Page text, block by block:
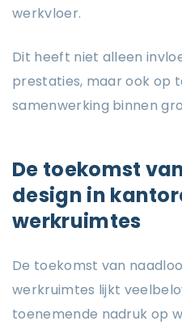
werkvloer.
Dit heeft niet alleen
prestaties, maar ook op
samenwerking binnen
De toekomst
design in
werkruimtes
De toekomst van
werkruimtes lijkt
toenemende nadruk op